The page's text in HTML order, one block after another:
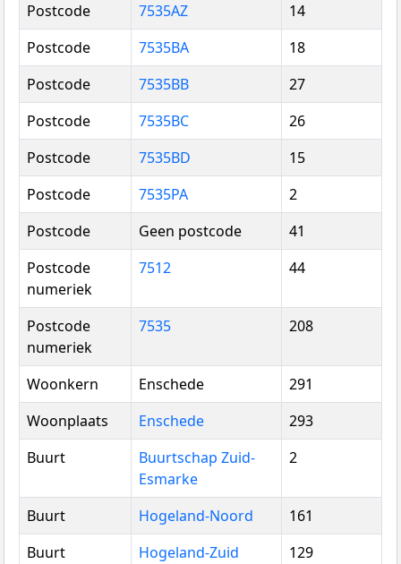
Postcode
7535AZ
14
Postcode
7535BA
18
Postcode
7535BB
27
Postcode
7535BC
26
Postcode
7535BD
15
Postcode
7535PA
2
Postcode
Geen postcode
41
Postcode
numeriek
7512 44
Postcode
numeriek
7535 208
Woonkern Enschede
291
Woonplaats
Enschede
293
Buurt
Buurtschap Zuid-
Esmarke
2
Buurt Hogeland-Noord
161
Buurt
Hogeland-Zuid
129